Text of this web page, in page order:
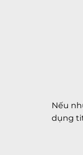
Nếu
dụng